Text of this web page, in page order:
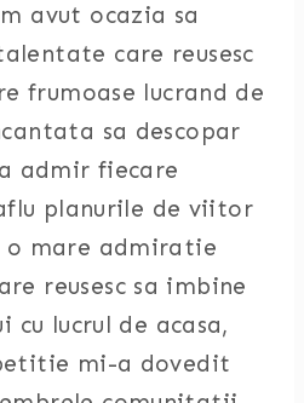
avut ocazia sa
care reusesc
frumoase lucrand de
sa descopar
admir fiecare
planurile de viitor
o mare admiratie
reusesc sa imbine
cu lucrul de acasa,
mi-a dovedit